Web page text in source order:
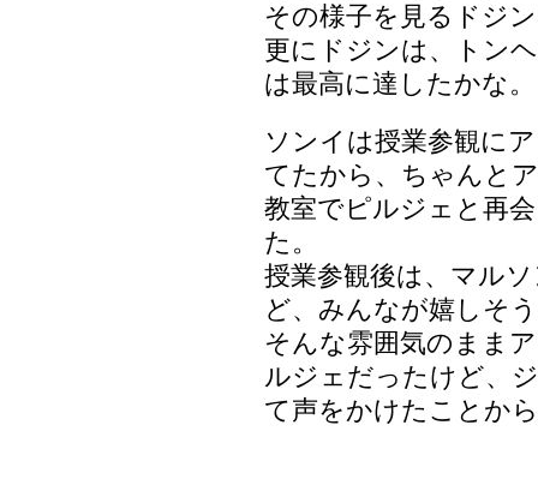
その様子を見るドジ
更にドジンは、トン
は最高に達したかな。
ソンイは授業参観に
てたから、ちゃんと
教室でピルジェと再
た。
授業参観後は、マル
ど、みんなが嬉しそ
そんな雰囲気のまま
ルジェだったけど、
て声をかけたことか